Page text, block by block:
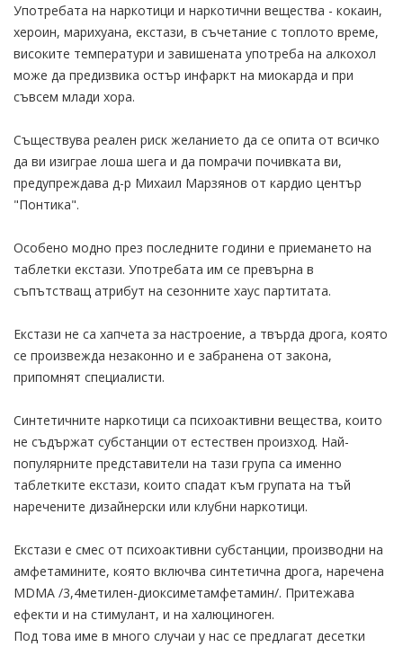
Употребата на наркотици и наркотични вещества - кокаин,
хероин, марихуана, екстази, в съчетание с топлото време,
високите температури и завишената употреба на алкохол
може да предизвика остър инфаркт на миокарда и при
съвсем млади хора.
Съществува реален риск желанието да се опита от всичко
да ви изиграе лоша шега и да помрачи почивката ви,
предупреждава д-р Михаил Марзянов от кардио център
"Понтика".
Особено модно през последните години е приемането на
таблетки екстази. Употребата им се превърна в
съпътстващ атрибут на сезонните хаус партитата.
Екстази не са хапчета за настроение, а твърда дрога, която
се произвежда незаконно и е забранена от закона,
припомнят специалисти.
Синтетичните наркотици са психоактивни вещества, които
не съдържат субстанции от естествен произход. Най-
популярните представители на тази група са именно
таблетките екстази, които спадат към групата на тъй
наречените дизайнерски или клубни наркотици.
Екстази е смес от психоактивни субстанции, производни на
амфетамините, която включва синтетична дрога, наречена
МDМА /3,4метилен-диоксиметамфетамин/. Притежава
ефекти и на стимулант, и на халюциноген.
Под това име в много случаи у нас се предлагат десетки